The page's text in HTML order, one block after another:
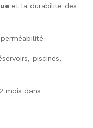
et la durabilité des
piscines,
mois dans